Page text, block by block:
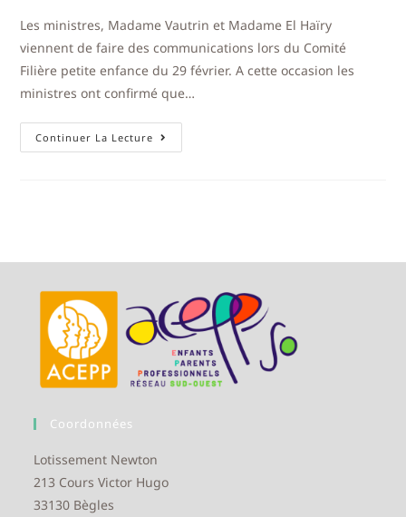
Les ministres, Madame Vautrin et Madame El Haïry
viennent de faire des communications lors du Comité
Filière petite enfance du 29 février. A cette occasion les
ministres ont confirmé que…
Continuer La Lecture
Coordonnées
Lotissement Newton
213 Cours Victor Hugo
33130 Bègles